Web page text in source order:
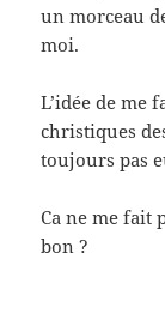
un morceau
moi.
L’idée de me
christiques
toujours pas
Ca ne me fait
bon ?